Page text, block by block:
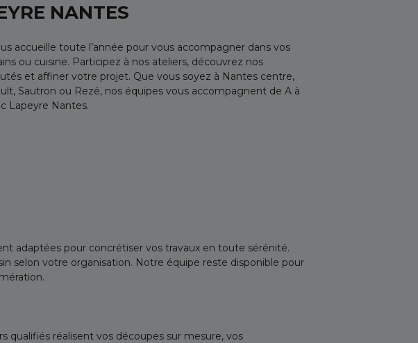
NANTES
accueille toute l’année pour vous accompagner dans vos
ou cuisine. Participez à nos ateliers, découvrez nos
et affiner votre projet. Que vous soyez à Nantes centre,
Sautron ou Rezé, nos équipes vous accompagnent de A à
Lapeyre Nantes.
adaptées pour concrétiser vos travaux en toute sérénité.
selon votre organisation. Notre équipe reste disponible pour
qualifiés réalisent vos découpes sur mesure, vos